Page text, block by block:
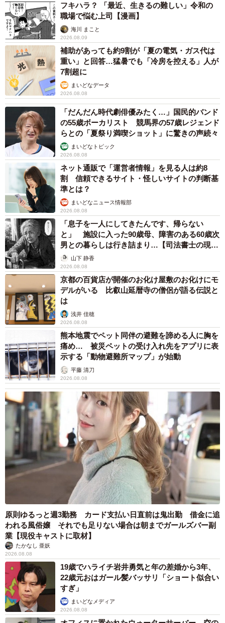
フキハラ？ 「最近、生きるの難しい」令和の
職場で悩む上司【漫画】
海川 まこと
2026.08.09
補助があっても約9割が「夏の電気・ガス代は
重い」と回答…猛暑でも「冷房を控える」人が
7割超に
まいどなデータ
2026.08.08
「だんだん時代劇俳優みたく…」国民的バンド
の55歳ボーカリスト 競馬界の57歳レジェンド
らとの「夏祭り満喫ショット」に驚きの声続々
まいどなトピック
2026.08.08
ネット通販で「運営者情報」を見る人は約8
割 信頼できるサイト・怪しいサイトの判断基
準とは？
まいどなニュース情報部
2026.08.08
「息子を一人にしてきたんです、帰らない
と」 施設に入った90歳母、障害のある60歳次
男との暮らしは行き詰まり…【司法書士の現場
から】山下 静香
2026.08.08
京都の百貨店が開催のお化け屋敷のお化けにモ
デルがいる 比叡山延暦寺の僧侶が語る伝説と
は
浅井 佳穂
2026.08.08
熊本地震でペット同伴の避難を諦める人に胸を
痛め… 被災ペットの受け入れ先をアプリに表
示する「動物避難所マップ」が始動
平藤 清刀
2026.08.08
原則ゆるっと週3勤務 カード支払い日直前は鬼出勤 借金に追
われる風俗嬢 それでも足りない場合は朝までガールズバー副
業【現役キャストに取材】
たかなし 亜妖
2026.08.08
19歳でハライチ岩井勇気と年の差婚から3年、
22歳元おはガール髪バッサリ「ショート似合い
すぎ」
まいどなメディア
2026.08.08